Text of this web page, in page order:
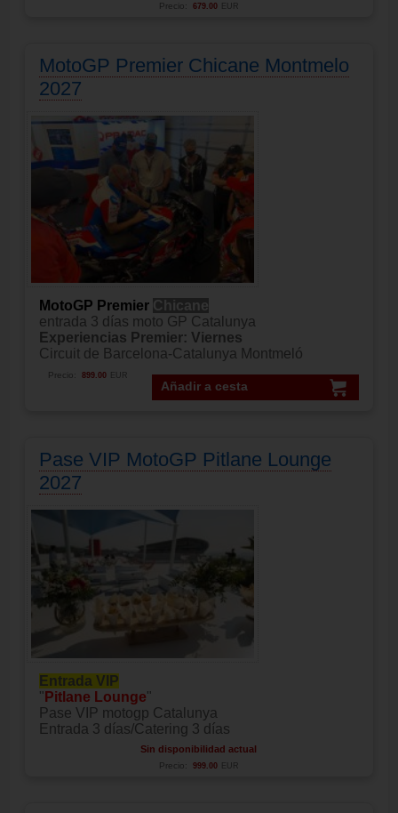
Precio: 679.00 EUR
MotoGP Premier Chicane Montmelo
2027
MotoGP Premier Chicane
entrada 3 días moto GP Catalunya
Experiencias Premier: Viernes
Circuit de Barcelona-Catalunya Montmeló
Añadir a cesta
Precio: 899.00 EUR
Pase VIP MotoGP Pitlane Lounge
2027
Entrada VIP
" Pitlane Lounge"
Pase VIP motogp Catalunya
Entrada 3 días/Catering 3 días
Sin disponibilidad actual
Precio: 999.00 EUR